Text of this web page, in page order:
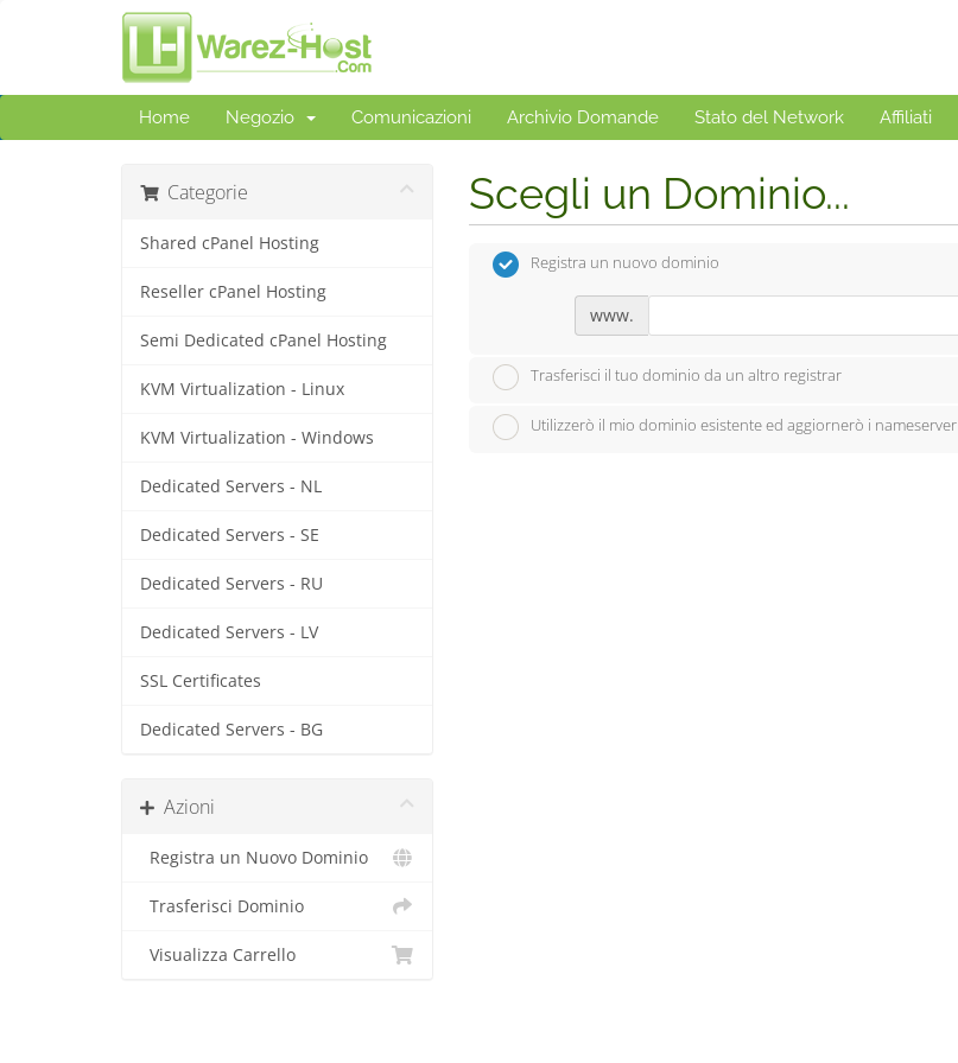
Home Negozio Comunicazioni Archivio Domande Stato del Network Affiliati
Categorie
Shared cPanel Hosting
Reseller cPanel Hosting
Semi Dedicated cPanel Hosting
KVM Virtualization - Linux
KVM Virtualization - Windows
Dedicated Servers - NL
Dedicated Servers - SE
Dedicated Servers - RU
Dedicated Servers - LV
SSL Certificates
Dedicated Servers - BG
Azioni
Registra un Nuovo Dominio
Trasferisci Dominio
Visualizza Carrello
Scegli un Dominio...
Registra un nuovo dominio
www.
Trasferisci il tuo dominio da un altro registrar
Utilizzerò il mio dominio esistente ed aggiornerò i nameserver